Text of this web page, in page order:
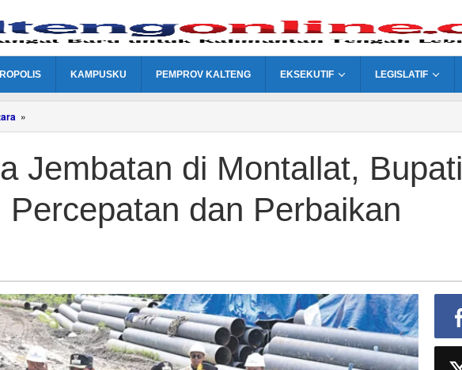
KAMPUSKU PEMPROV KALTENG EKSEKUTIF LEGISLATIF
»
Dua
di
Montallat,
Tegaskan
Percepatan
Jembatan di Montallat, Bupati
Percepatan dan Perbaikan